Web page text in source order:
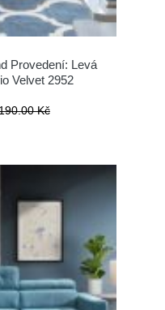
Provedení: Levá
Velvet 2952
Kč